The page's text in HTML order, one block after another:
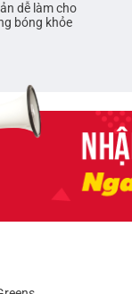
dễ làm cho
bóng khỏe